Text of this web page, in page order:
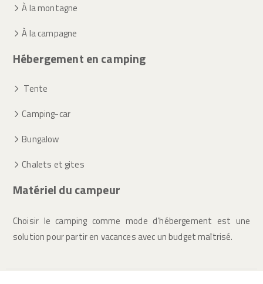
À la montagne
À la campagne
Hébergement en camping
Tente
Camping-car
Bungalow
Chalets et gites
Matériel du campeur
Choisir le camping comme mode d’hébergement est une
solution pour partir en vacances avec un budget maîtrisé.